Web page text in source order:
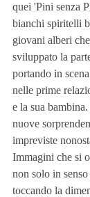
quei 'Pini senza
bianchi spiritelli
giovani alberi
sviluppato la
portando in
nelle prime
e la sua
nuove
impreviste
Immagini che si
non solo in
toccando la